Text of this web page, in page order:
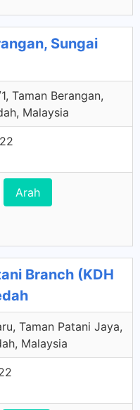
Sungai
Taman Berangan,
Malaysia
Arah
Branch (KDH
Taman Patani Jaya,
Malaysia